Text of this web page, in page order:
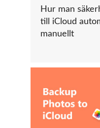
Hur man
till iCloud
manuellt